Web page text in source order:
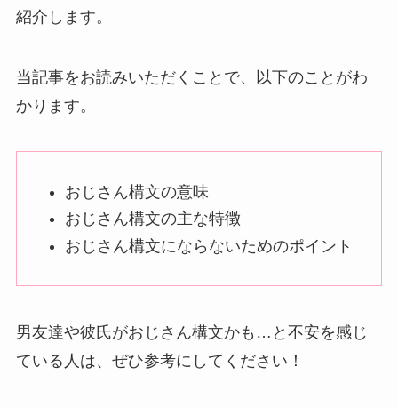
紹介します。
当記事をお読みいただくことで、以下のことがわ
かります。
おじさん構文の意味
おじさん構文の主な特徴
おじさん構文にならないためのポイント
男友達や彼氏がおじさん構文かも…と不安を感じ
ている人は、ぜひ参考にしてください！